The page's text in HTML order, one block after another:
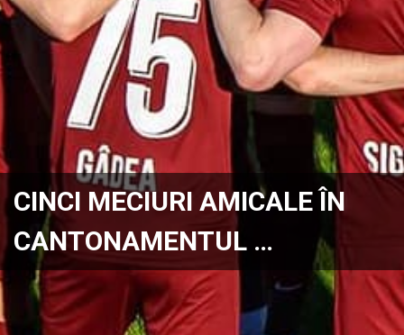
CINCI MECIURI AMICALE ÎN
CANTONAMENTUL …